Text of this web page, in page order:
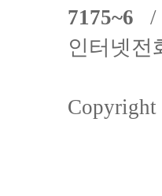
7175~6 /
인터넷전